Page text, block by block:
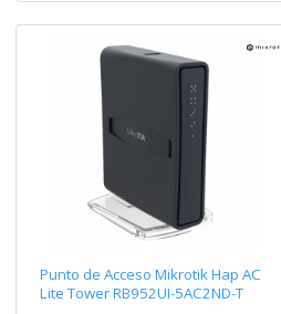
Punto de Acceso Mikrotik Hap AC
Lite Tower RB952UI-5AC2ND-T